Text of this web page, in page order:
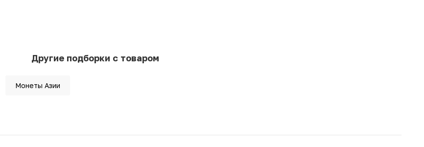
Другие подборки с товаром
Монеты Азии